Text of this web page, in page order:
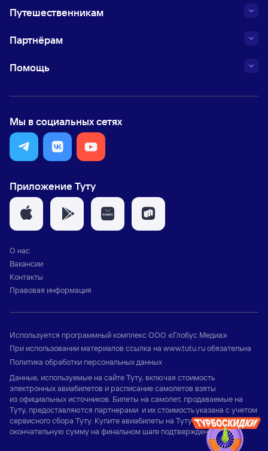
Путешественникам
Партнёрам
Помощь
Мы в социальных сетях
Приложение Туту
О нас
Вакансии
Контакты
Правовая информация
Используется программный комплексООО «Глобус Медиа»
При использовании материалов ссылка на www.tutu.ruобязательна
Политика обработки персональных данных
Данные, используемые на сайте Туту, включая стоимость
электронных авиабилетов и расписание самолетов взяты
из официальных источников. Билеты на самолет, продаваемые на
Туту, предоставляются партнерами и их стоимость указана с учетом
сервисного сбора Туту. Купите авиабилеты на Туту и узнайте
окончательную сумму на финальном шаге подтверждения заказа